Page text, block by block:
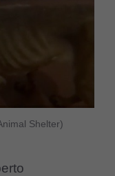
Shelter)